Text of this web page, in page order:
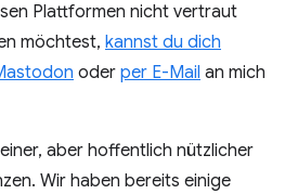
Plattformen nicht vertraut
möchtest, kannst du dich
oder per E-Mail an mich
aber hoffentlich nützlicher
Wir haben bereits einige